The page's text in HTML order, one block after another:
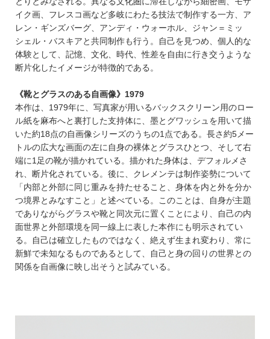
イク画、フレスコ画など多岐にわたる技法で制作する一方、ア
レン・ギンズバーグ、アンディ・ウォーホル、ジャン＝ミッ
シェル・バスキアと共同制作も行う。自己を見つめ、個人的な
体験として、記憶、文化、時代、性差を自由に行き交うような
断片化したイメージが特徴的である。
《靴とグラスのある自画像》1979
本作は、1979年に、写真家が用いるバックスクリーン用のロー
ル紙を麻布へと裏打した支持体に、墨とグワッシュを用いて描
いた約18点の自画像シリーズのうちの1点である。長さ約5メー
トルの広大な画面の左に自身の裸体とグラスひとつ、そして右
端に1足の靴が描かれている。描かれた身体は、デフォルメさ
れ、断片化されている。後に、クレメンテは制作姿勢について
「内部と外部に同じ重みを持たせること、身体を内と外を分か
つ境界とみなすこと」と述べている。このことは、自身が主題
でありながらグラスや靴と同次元に置くことにより、自己の内
面世界と外部環境を同一線上に表した本作にも明示されてい
る。自己は確立したものではなく、絶えず生まれ変わり、常に
新鮮で未知なるものであるとして、自己と身の回りの世界との
関係を自画像に映し出そうと試みている。